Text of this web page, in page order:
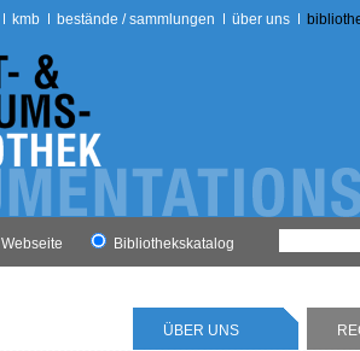
kmb bestände / sammlungen über uns
Webseite Bibliothekskatalog
ÜBER UNS